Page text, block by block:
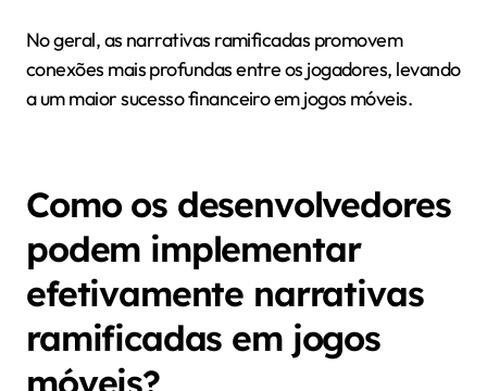
No geral, as narrativas ramificadas promovem
conexões mais profundas entre os jogadores, levando
a um maior sucesso financeiro em jogos móveis.